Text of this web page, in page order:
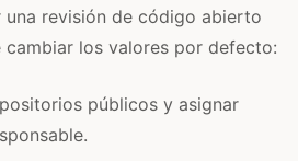
una revisión de código abierto
los valores por defecto:
públicos y asignar